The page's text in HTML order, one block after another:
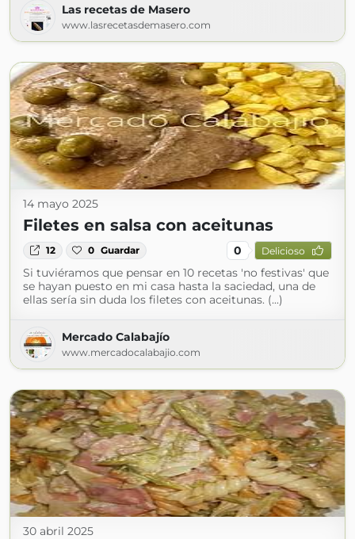
Las recetas de Masero
www.lasrecetasdemasero.com
14 mayo 2025
Filetes en salsa con aceitunas
12 0 Guardar 0 Delicioso
Si tuviéramos que pensar en 10 recetas 'no festivas' que
se hayan puesto en mi casa hasta la saciedad, una de
ellas sería sin duda los filetes con aceitunas. (...)
Mercado Calabajío
www.mercadocalabajio.com
30 abril 2025